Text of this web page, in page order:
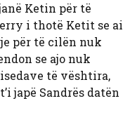
Ketin për të
i thotë Ketit se ai
për të cilën nuk
se ajo nuk
të vështira,
japë Sandrës datën